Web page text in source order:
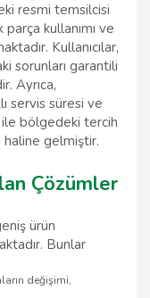
resmi temsilcisi
kullanımı ve
Kullanıcılar,
sorunları garantili
Ayrıca,
servis süresi ve
bölgedeki tercih
gelmiştir.
Çözümler
ürün
Bunlar
değişimi,